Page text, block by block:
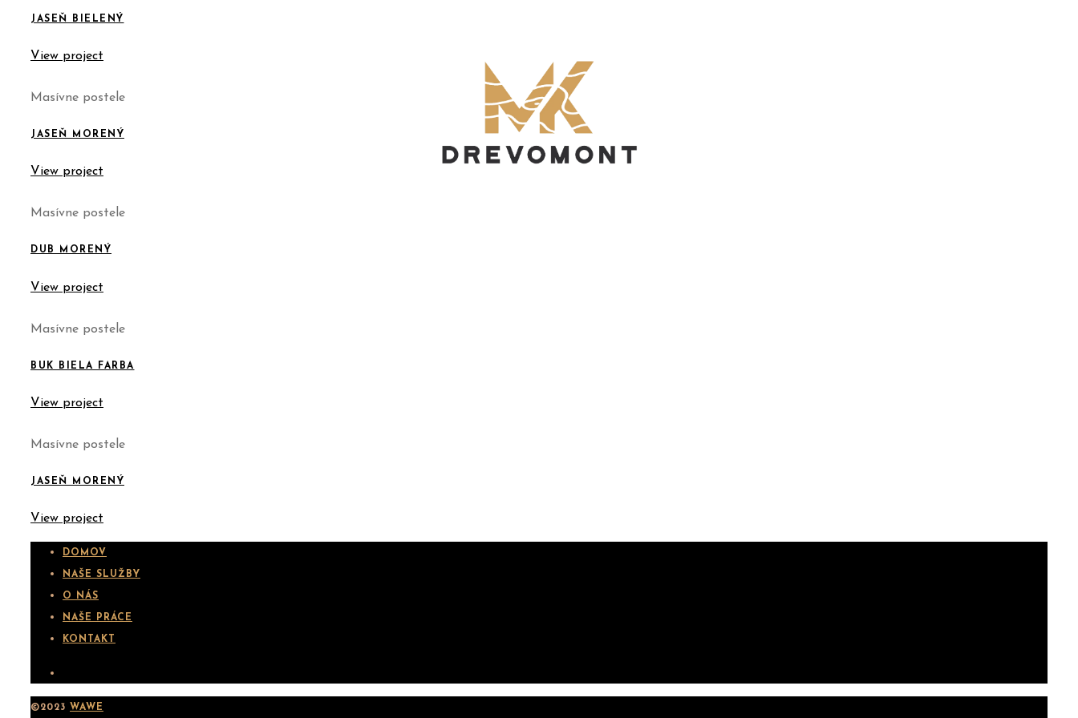
JASEŇ BIELENÝ
View project
Masívne postele
JASEŇ MORENÝ
View project
Masívne postele
DUB MORENÝ
View project
Masívne postele
BUK BIELA FARBA
View project
Masívne postele
JASEŇ MORENÝ
View project
DOMOV
NAŠE SLUŽBY
O NÁS
NAŠE PRÁCE
KONTAKT
©2023 WAWE